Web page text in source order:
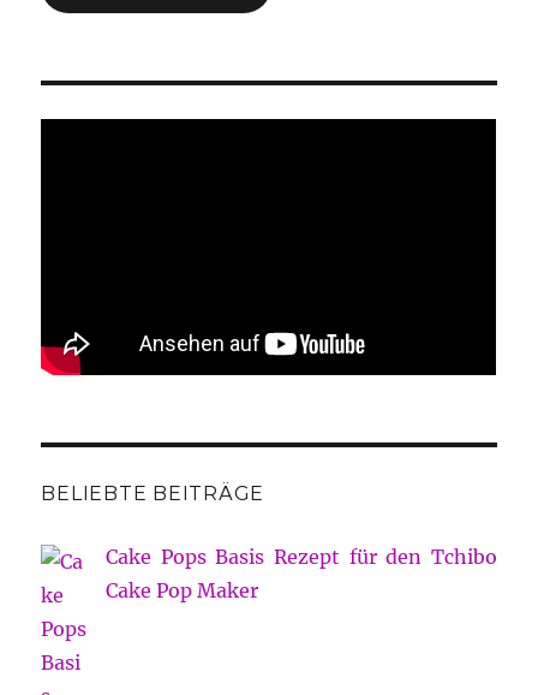
BELIEBTE BEITRÄGE
Cake Pops Basis Rezept für den Tchibo
Cake Pop Maker